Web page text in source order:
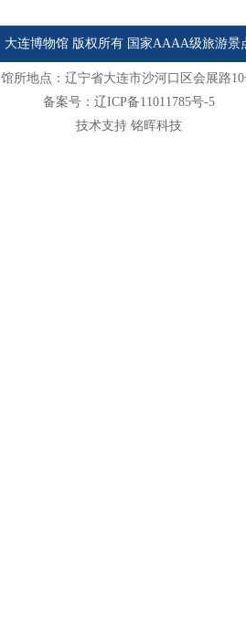
大连博物馆 版权所有 国家AAAA级旅游景
馆所地点：辽宁省大连市沙河口区会展路
备案号：辽ICP备11011785号-5
技术支持 铭晖科技